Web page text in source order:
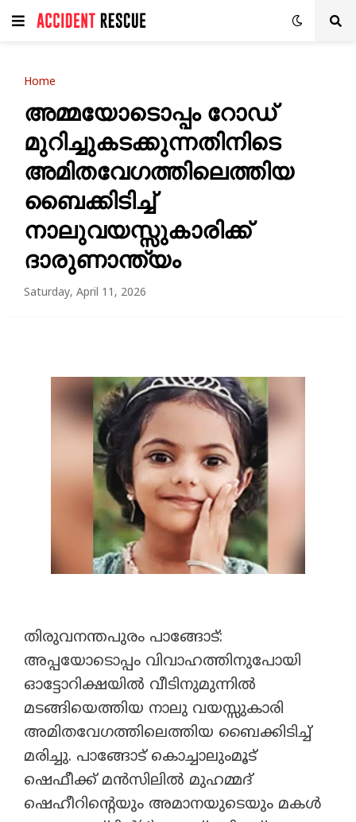
Home
അമ്മയോടൊപ്പം റോഡ്
മുറിച്ചുകടക്കുന്നതിനിടെ
അമിതവേഗത്തിലെത്തിയ
ബൈക്കിടിച്ച്
നാലുവയസ്സുകാരിക്ക്
ദാരുണാന്ത്യം
Saturday, April 11, 2026
തിരുവനന്തപുരം പാങ്ങോട്:
അപ്പയോടൊപ്പം വിവാഹത്തിനുപോയി
ഓട്ടോറിക്ഷയിൽ വീടിനുമുന്നിൽ
മടങ്ങിയെത്തിയ നാലു വയസ്സുകാരി
അമിതവേഗത്തിലെത്തിയ ബൈക്കിടിച്ച്
മരിച്ചു. പാങ്ങോട് കൊച്ചാലുംമൂട്
ഷെഫീക്ക് മൻസിലിൽ മുഹമ്മദ്
ഷെഹീറിന്റെയും അമാനയുടെയും മകൾ